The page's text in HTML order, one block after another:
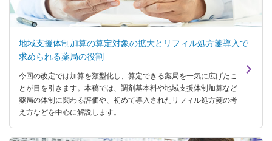
地域支援体制加算の算定対象の拡大とリフィル処方箋導入で
求められる薬局の役割
今回の改定では加算を類型化し、算定できる薬局を一気に広げたこ
とが目を引きます。本稿では、調剤基本料や地域支援体制加算など
薬局の体制に関わる評価や、初めて導入されたリフィル処方箋の考
え方などを中心に解説します。